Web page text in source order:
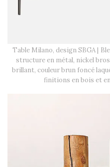
Table Milano, design SBGA |
structure en métal, nickel
brillant, couleur brun foncé
finitions en bois et